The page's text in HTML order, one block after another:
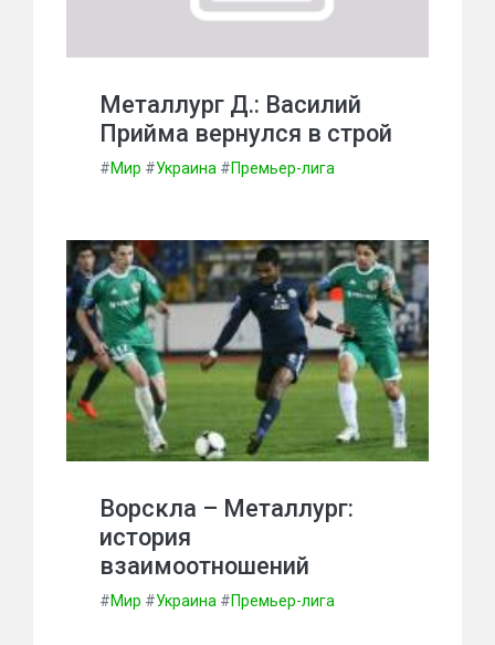
Металлург Д.: Василий
Прийма вернулся в строй
#Мир #Украина #Премьер-лига
Ворскла – Металлург:
история
взаимоотношений
#Мир #Украина #Премьер-лига